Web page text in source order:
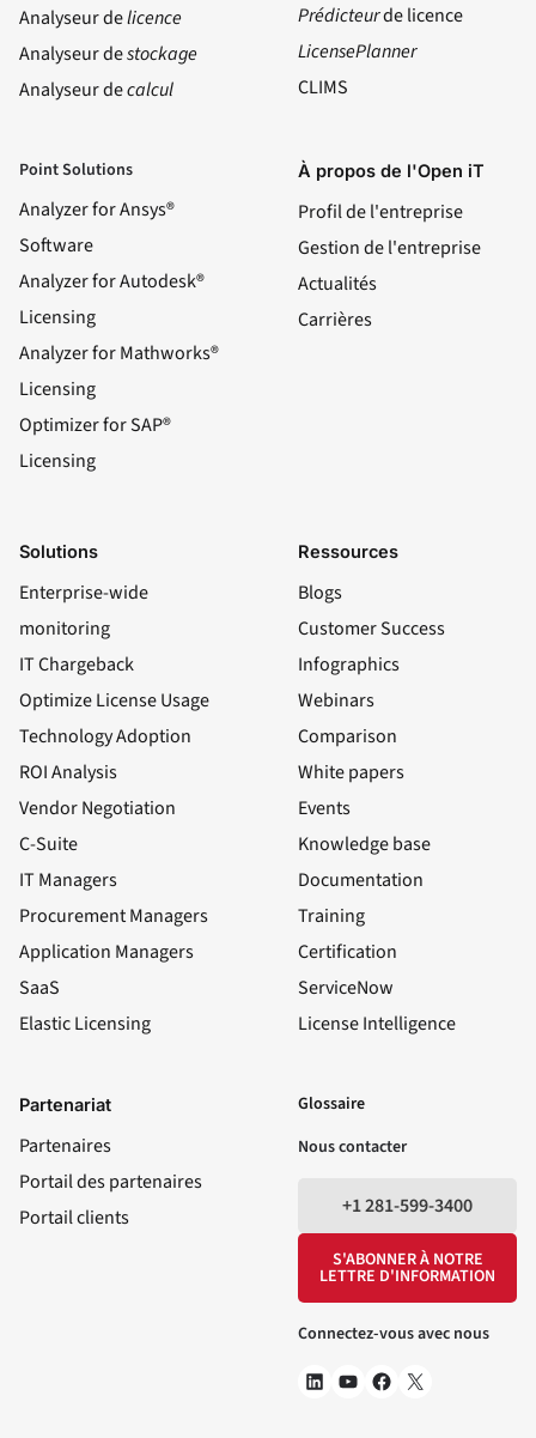
Analyseur delicence
Analyseur destockage
Analyseur decalcul
Prédicteurde licence
LicensePlanner
CLIMS
Point Solutions
Analyzer for Ansys®
Software
Analyzer for Autodesk®
Licensing
Analyzer for Mathworks®
Licensing
Optimizer for SAP®
Licensing
À propos de l'Open iT
Profil de l'entreprise
Gestion de l'entreprise
Actualités
Carrières
Solutions
Enterprise-wide
monitoring
IT Chargeback
Optimize License Usage
Technology Adoption
ROI Analysis
Vendor Negotiation
C-Suite
IT Managers
Procurement Managers
Application Managers
SaaS
Elastic Licensing
Ressources
Blogs
Customer Success
Infographics
Webinars
Comparison
White papers
Events
Knowledge base
Documentation
Training
Certification
ServiceNow
License Intelligence
Partenariat
Partenaires
Portail des partenaires
Portail clients
Glossaire
Nous contacter
+1 281-599-3400
S'ABONNER À NOTRE
LETTRE D'INFORMATION
Connectez-vous avec nous